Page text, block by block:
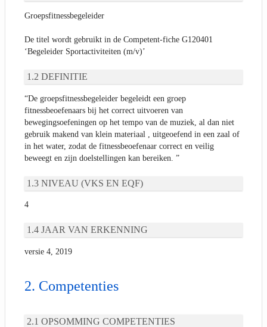
Groepsfitnessbegeleider
De titel wordt gebruikt in de Competent-fiche G120401
‘Begeleider Sportactiviteiten (m/v)’
DEFINITIE
“De groepsfitnessbegeleider begeleidt een groep
fitnessbeoefenaars bij het correct uitvoeren van
bewegingsoefeningen op het tempo van de muziek, al dan niet
gebruik makend van klein materiaal , uitgeoefend in een zaal of
in het water, zodat de fitnessbeoefenaar correct en veilig
beweegt en zijn doelstellingen kan bereiken. ”
NIVEAU (VKS EN EQF)
4
JAAR VAN ERKENNING
versie 4, 2019
Competenties
OPSOMMING COMPETENTIES